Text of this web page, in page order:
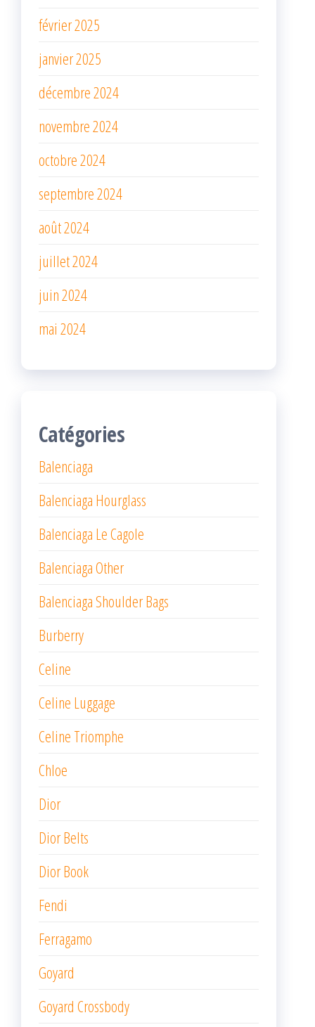
février 2025
janvier 2025
décembre 2024
novembre 2024
octobre 2024
septembre 2024
août 2024
juillet 2024
juin 2024
mai 2024
Catégories
Balenciaga
Balenciaga Hourglass
Balenciaga Le Cagole
Balenciaga Other
Balenciaga Shoulder Bags
Burberry
Celine
Celine Luggage
Celine Triomphe
Chloe
Dior
Dior Belts
Dior Book
Fendi
Ferragamo
Goyard
Goyard Crossbody